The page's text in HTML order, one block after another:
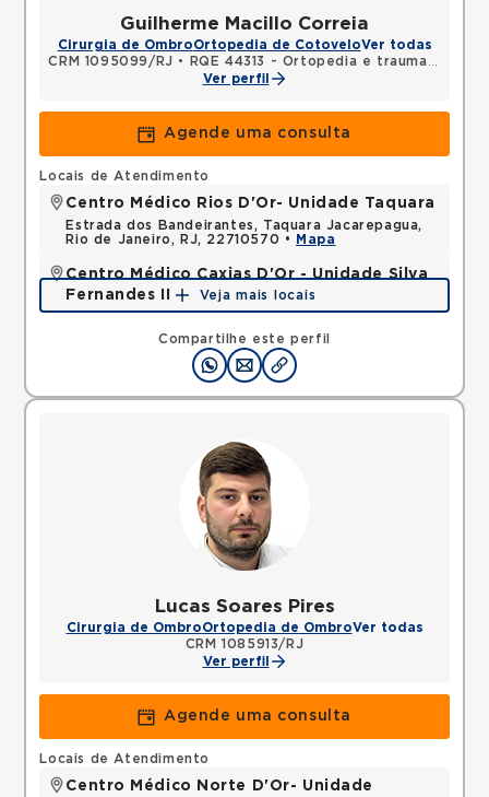
Guilherme Macillo Correia
Cirurgia de OmbroOrtopedia de CotoveloVer todas
CRM 1095099/RJ •
RQE 44313 - Ortopedia e traumatologia
Ver perfil
Agende uma consulta
Compartilhe este perfil
Locais de Atendimento
Centro Médico Rios D'Or- Unidade Taquara
Estrada dos Bandeirantes, Taquara Jacarepagua,
Rio de Janeiro, RJ, 22710570 •
Mapa
Centro Médico Caxias D'Or - Unidade Silva
Fernandes II
Rua Silva Fernandes, Parque Duque, Duque de
Caxias, RJ, 25085015 •
Mapa
Veja mais locais
Lucas Soares Pires
Cirurgia de OmbroOrtopedia de OmbroVer todas
CRM 1085913/RJ
Ver perfil
Agende uma consulta
Locais de Atendimento
Centro Médico Norte D'Or- Unidade